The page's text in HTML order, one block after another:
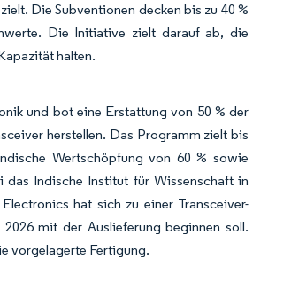
Die Subventionen decken bis zu 40 %
Die Initiative zielt darauf ab, die
halten.
und bot eine Erstattung von 50 % der
herstellen. Das Programm zielt bis
Wertschöpfung von 60 % sowie
Indische Institut für Wissenschaft in
hat sich zu einer Transceiver-
mit der Auslieferung beginnen soll.
vorgelagerte Fertigung.